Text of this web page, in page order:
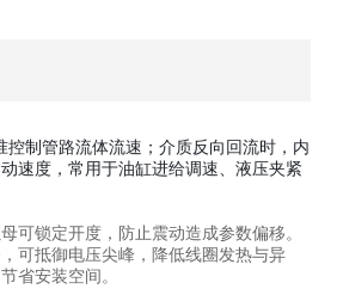
制管路流体流速；介质反向回流时，内
速度，常用于油缸进给调速、液压夹紧
可锁定开度，防止震动造成参数偏移。
可抵御电压尖峰，降低线圈发热与异
省安装空间。